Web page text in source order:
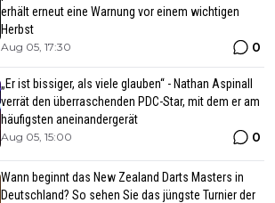
erhält erneut eine Warnung vor einem wichtigen
Herbst
Aug 05, 17:30 0
„Er ist bissiger, als viele glauben“ - Nathan Aspinall
verrät den überraschenden PDC-Star, mit dem er am
häufigsten aneinandergerät
Aug 05, 15:00 0
Wann beginnt das New Zealand Darts Masters in
Deutschland? So sehen Sie das jüngste Turnier der